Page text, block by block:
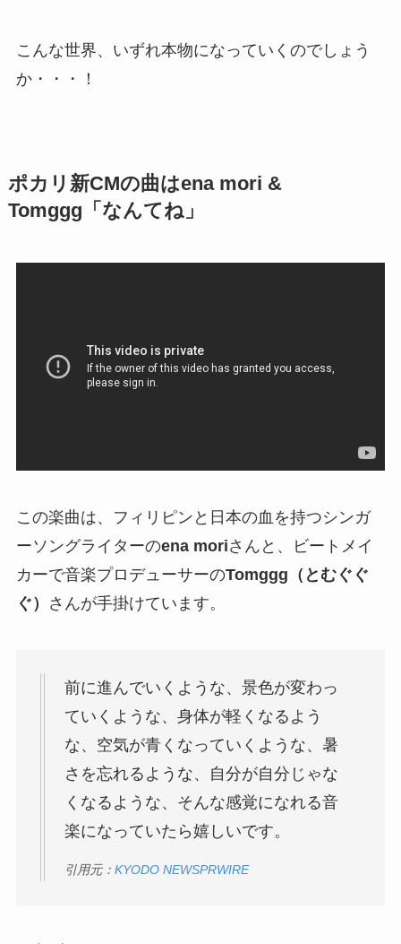
こんな世界、いずれ本物になっていくのでしょう
か・・・！
ポカリ新CMの曲はena mori &
Tomggg「なんてね」
この楽曲は、フィリピンと日本の血を持つシンガ
ーソングライターのena moriさんと、ビートメイ
カーで音楽プロデューサーのTomggg（とむぐぐ
ぐ）
さんが手掛けています。
前に進んでいくような、景色が変わっ
ていくような、身体が軽くなるよう
な、空気が青くなっていくような、暑
さを忘れるような、自分が自分じゃな
くなるような、そんな感覚になれる音
楽になっていたら嬉しいです。
引用元： KYODO NEWSPRWIRE